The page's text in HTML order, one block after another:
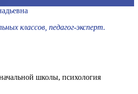
классов, педагог-эксперт.
школы, психология